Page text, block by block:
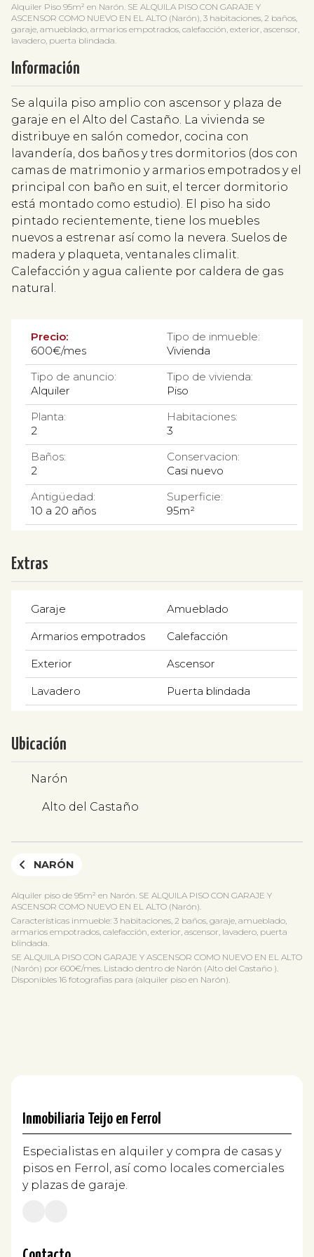
Alquiler Piso 95m² en Narón. SE ALQUILA PISO CON GARAJE Y
ASCENSOR COMO NUEVO EN EL ALTO (Narón), 3 habitaciones, 2 baños,
garaje, amueblado, armarios empotrados, calefacción, exterior, ascensor,
lavadero, puerta blindada.
Información
Se alquila piso amplio con ascensor y plaza de
garaje en el Alto del Castaño. La vivienda se
distribuye en salón comedor, cocina con
lavandería, dos baños y tres dormitorios (dos con
camas de matrimonio y armarios empotrados y el
principal con baño en suit, el tercer dormitorio
está montado como estudio). El piso ha sido
pintado recientemente, tiene los muebles
nuevos a estrenar así como la nevera. Suelos de
madera y plaqueta, ventanales climalit.
Calefacción y agua caliente por caldera de gas
natural.
Precio:
600€/mes
Tipo de inmueble:
Vivienda
Tipo de anuncio:
Alquiler
Tipo de vivienda:
Piso
Planta:
2
Habitaciones:
3
Baños:
2
Conservacion:
Casi nuevo
Antigüedad:
10 a 20 años
Superficie:
95m²
Extras
Garaje Amueblado
Armarios empotrados Calefacción
Exterior Ascensor
Lavadero Puerta blindada
Ubicación
Narón
Alto del Castaño
NARÓN
Alquiler piso de 95m² en Narón. SE ALQUILA PISO CON GARAJE Y
ASCENSOR COMO NUEVO EN EL ALTO (Narón).
Características inmueble: 3 habitaciones, 2 baños, garaje, amueblado,
armarios empotrados, calefacción, exterior, ascensor, lavadero, puerta
blindada.
SE ALQUILA PISO CON GARAJE Y ASCENSOR COMO NUEVO EN EL ALTO
(Narón) por 600€/mes. Listado dentro de Narón (Alto del Castaño ).
Disponibles 16 fotografias para (alquiler piso en Narón).
Inmobiliaria Teijo en Ferrol
Especialistas en alquiler y compra de casas y
pisos en Ferrol, así como locales comerciales
y plazas de garaje.